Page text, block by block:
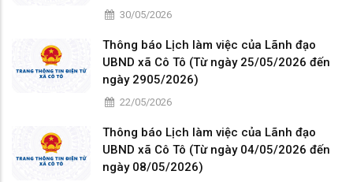
30/05/2026
Thông báo Lịch làm việc của Lãnh đạo
UBND xã Cô Tô (Từ ngày 25/05/2026 đến
ngày 2905/2026)
22/05/2026
Thông báo Lịch làm việc của Lãnh đạo
UBND xã Cô Tô (Từ ngày 04/05/2026 đến
ngày 08/05/2026)